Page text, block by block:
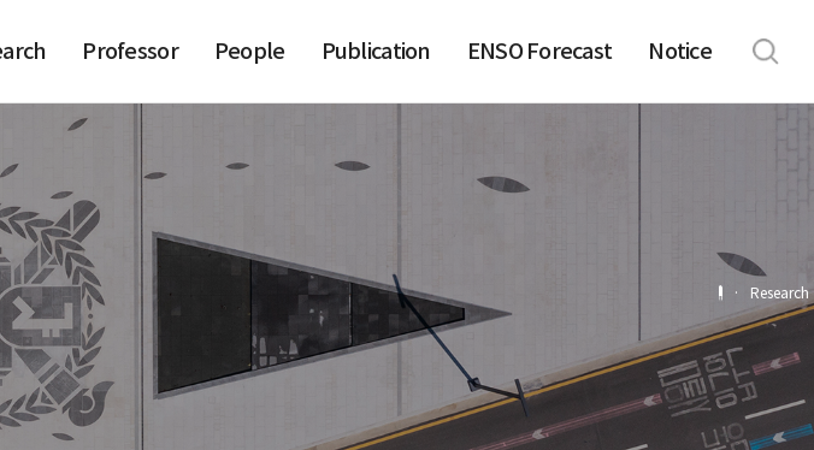
Professor People Publication ENSO Forecast Notice
· Research